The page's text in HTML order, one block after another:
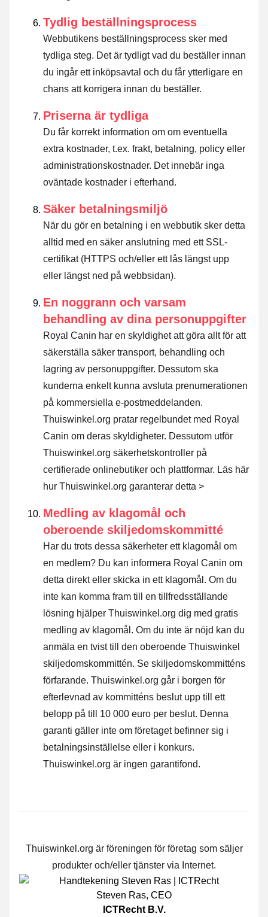
Tydlig beställningsprocess
Webbutikens beställningsprocess sker med
tydliga steg. Det är tydligt vad du beställer innan
du ingår ett inköpsavtal och du får ytterligare en
chans att korrigera innan du beställer.
Priserna är tydliga
Du får korrekt information om om eventuella
extra kostnader, t.ex. frakt, betalning, policy eller
administrationskostnader. Det innebär inga
oväntade kostnader i efterhand.
Säker betalningsmiljö
När du gör en betalning i en webbutik sker detta
alltid med en säker anslutning med ett SSL-
certifikat (HTTPS och/eller ett lås längst upp
eller längst ned på webbsidan).
En noggrann och varsam
behandling av dina personuppgifter
Royal Canin har en skyldighet att göra allt för att
säkerställa säker transport, behandling och
lagring av personuppgifter. Dessutom ska
kunderna enkelt kunna avsluta prenumerationen
på kommersiella e-postmeddelanden.
Thuiswinkel.org pratar regelbundet med Royal
Canin om deras skyldigheter. Dessutom utför
Thuiswinkel.org säkerhetskontroller på
certifierade onlinebutiker och plattformar. Läs här
hur Thuiswinkel.org garanterar detta >
Medling av klagomål och
oberoende skiljedomskommitté
Har du trots dessa säkerheter ett klagomål om
en medlem? Du kan informera Royal Canin om
detta direkt eller skicka in ett klagomål . Om du
inte kan komma fram till en tillfredsställande
lösning hjälper Thuiswinkel.org dig med gratis
medling av klagomål. Om du inte är nöjd kan du
anmäla en tvist till den oberoende Thuiswinkel
skiljedomskommittén. Se skiljedomskommitténs
förfarande. Thuiswinkel.org går i borgen för
efterlevnad av kommitténs beslut upp till ett
belopp på till 10 000 euro per beslut. Denna
garanti gäller inte om företaget befinner sig i
betalningsinställelse eller i konkurs.
Thuiswinkel.org är ingen garantifond.
Thuiswinkel.org är föreningen för företag som säljer
produkter och/eller tjänster via Internet.
Steven Ras, CEO
ICTRecht B.V.